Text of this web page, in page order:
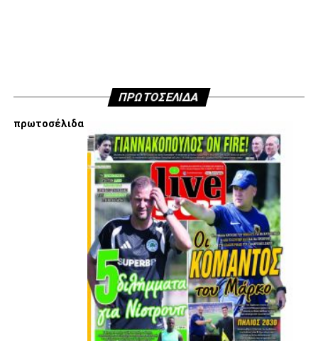
ΠΡΩΤΟΣΕΛΙΔΑ
πρωτοσέλιδα